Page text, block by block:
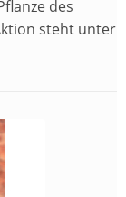
des
steht unter